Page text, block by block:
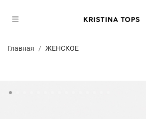
Главная ЖЕНСКОЕ